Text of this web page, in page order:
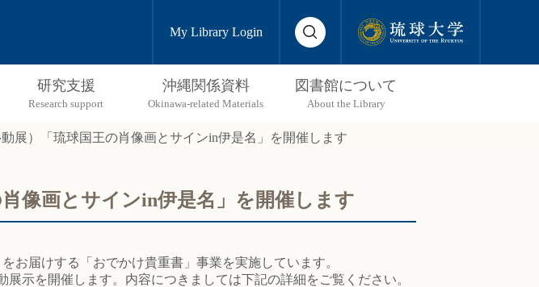
My Library Login
研究支援 沖縄関係資料 図書館について
動展）「琉球国王の肖像画とサインin伊是名」を開催します
像画とサインin伊是名」を開催します
届けする「おでかけ貴重書」事業を実施しています。
示を開催します。内容につきましては下記の詳細をご覧ください。